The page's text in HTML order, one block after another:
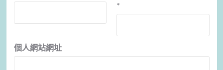
*
個人網站網址